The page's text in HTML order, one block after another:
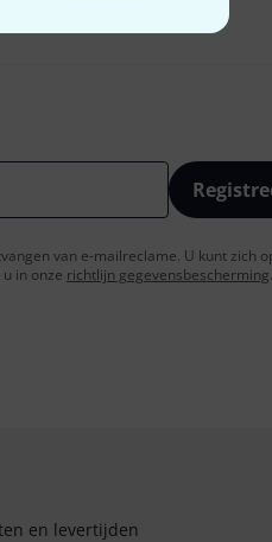
van e-mailreclame. U kunt zich
in onze richtlijn gegevensbescherming.
en levertijden